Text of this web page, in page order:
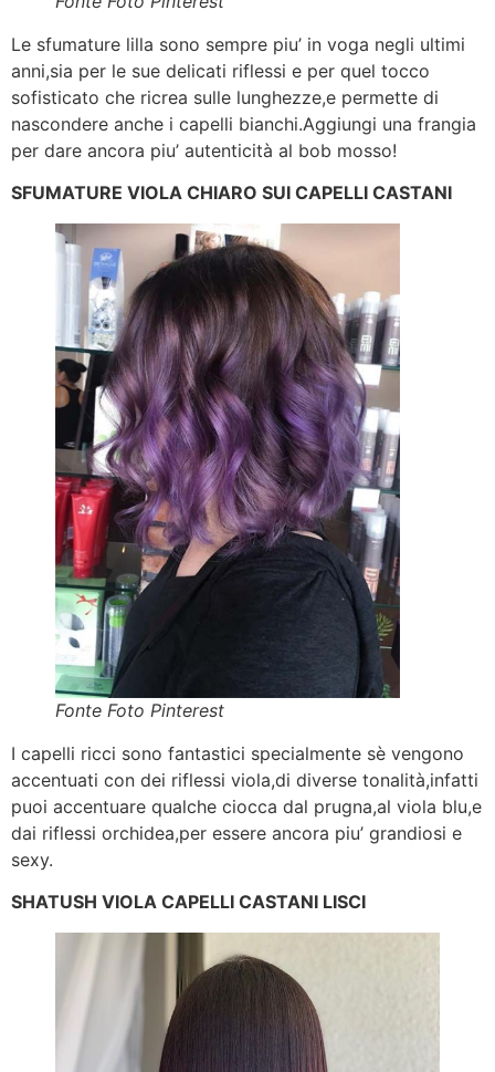
Le sfumature lilla sono sempre piu’ in voga negli ultimi
anni,sia per le sue delicati riflessi e per quel tocco
sofisticato che ricrea sulle lunghezze,e permette di
nascondere anche i capelli bianchi.Aggiungi una frangia
per dare ancora piu’ autenticità al bob mosso!
SFUMATURE VIOLA CHIARO SUI CAPELLI CASTANI
Fonte Foto Pinterest
I capelli ricci sono fantastici specialmente sè vengono
accentuati con dei riflessi viola,di diverse tonalità,infatti
puoi accentuare qualche ciocca dal prugna,al viola blu,e
dai riflessi orchidea,per essere ancora piu’ grandiosi e
sexy.
SHATUSH VIOLA CAPELLI CASTANI LISCI